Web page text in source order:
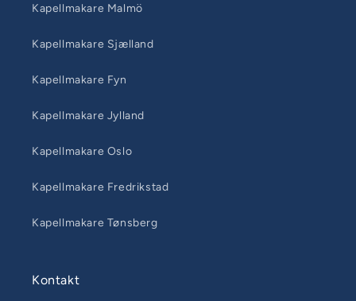
Kapellmakare Malmö
Kapellmakare Sjælland
Kapellmakare Fyn
Kapellmakare Jylland
Kapellmakare Oslo
Kapellmakare Fredrikstad
Kapellmakare Tønsberg
Kontakt